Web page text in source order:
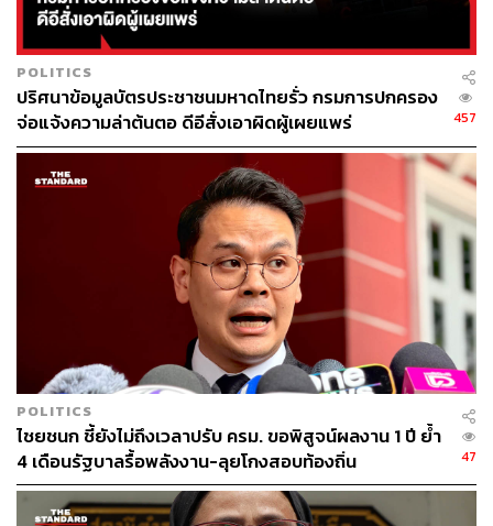
ที่ผ่านมาได้ปวารณาตัวเอง อุทิศเวลาเพื่อทำข่าวในจังหวัด
ชายแดนภาคใต้มากที่สุด และเป็นนักข่าวที่ตามกระบวนการ
สันติภาพ คณะพูดคุยเพื่อสันติภาพ จึงต้องสัมภาษณ์ทุกฝ่าย
รวมถึง BRN เพราะต้องมีพื้นที่กลางในการสื่อสารให้ทุกฝ่าย
ได้เสนอความเห็น แต่กลับถูกนำภาพที่สัมภาษณ์ BRN ไป
กล่าวหาว่าเป็นนักข่าว BRN ทั้งๆที่เราทำหน้าที่สื่อมวลชน
เหมือนนักข่าวคนอื่นทำ
“อยากขอความเป็นธรรมและความยุติธรรมจากทุกฝ่าย
เพราะไม่รู้จะไปเรียกร้องที่ไหน จะมองว่าสื่อมวลชนได้สิทธิ
พิเศษมายื่นเรื่องก็ขอใช้สิทธิ เพราะการทำหน้าที่สื่อมวลชน
ถูกใส่ร้ายป้ายสีเกินความเป็นมนุษย์ ขนาดสื่อมวลชนมีสิทธิ
เสรีภาพ ได้รับความคุ้มครองตามรัฐธรรมนูญยังโดนแบบนี้
แล้วประชาชนทั่วไปที่คิดต่างจากรัฐ หรือเป็นคู่ขัดแย้งกับใคร
จะโดนวิธิการมาทำแบบนี้ ก็เป็นอันตรายกับสังคม ส่วนตัวก็
ไปพบนักจิตวิทยา มา 2 ครั้ง และกระทบกับการทำหน้าที่นัก
ข่าว กลับทำได้น้อยลง เพราะกระทบจิตใจ และกลัว โดย
เฉพาะความไม่ปลอดภัยในการทำข่าว ไปเจอหน้าใครถูก
มองหน้าถาม ไปประชุมกับเจ้าหน้าที่ มีเพื่อนคนหนึ่งมากระ
POLITICS
ปริศนาข้อมูลบัตรประชาชนมหาดไทยรั่ว กรมการปกครอง
จ่อแจ้งความล่าต้นตอ ดีอีสั่งเอาผิดผู้เผยแพร่
457
POLITICS
ไชยชนก ชี้ยังไม่ถึงเวลาปรับ ครม. ขอพิสูจน์ผลงาน 1 ปี ย้ำ
4 เดือนรัฐบาลรื้อพลังงาน-ลุยโกงสอบท้องถิ่น
47